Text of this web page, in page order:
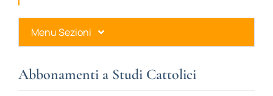
Menu Sezioni
Ares Gold
Abbonamenti a Studi Cattolici